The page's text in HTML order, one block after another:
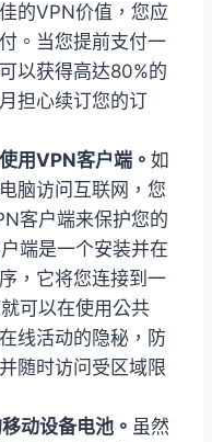
的VPN价值，您应
。当您提前支付一
以获得高达80%的
担心续订您的订
用VPN客户端。 如
脑访问互联网，您
客户端来保护您的
端是一个安装并在
，它将您连接到一
可以在使用公共
线活动的隐秘，防
随时访问受区域限
动设备电池。 虽然